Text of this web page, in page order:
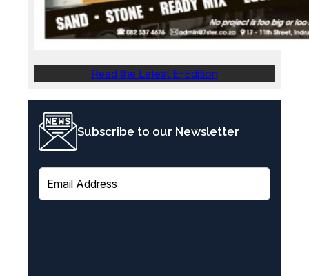
Read the Latest E-Edition
Subscribe to our Newsletter
E